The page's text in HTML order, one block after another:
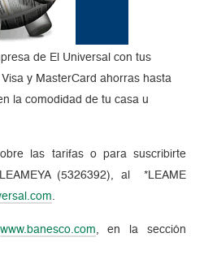
de El Universal con tus
y MasterCard ahorras hasta
la comodidad de tu casa u
las tarifas o para suscribirte
(5326392), al *LEAME
.
www.banesco.com, en la sección